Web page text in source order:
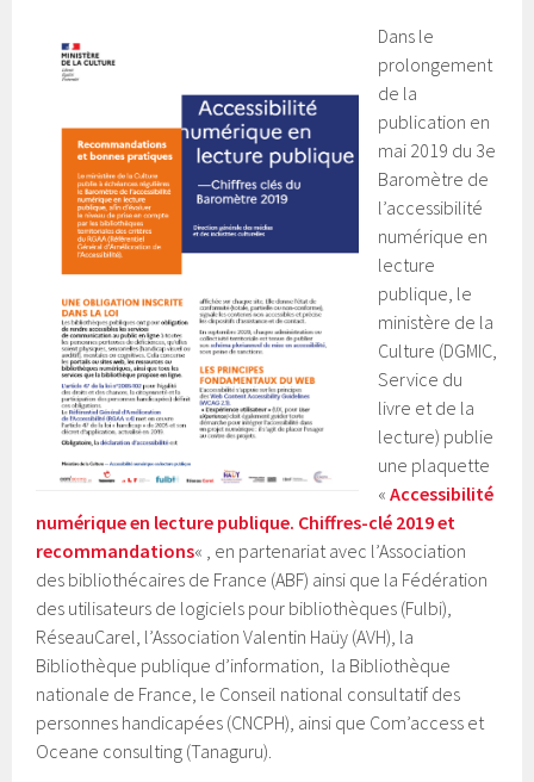
Dans le
prolongement
de la
publication en
mai 2019 du 3e
Baromètre de
l’accessibilité
numérique en
lecture
publique, le
ministère de la
Culture (DGMIC,
Service du
livre et de la
lecture) publie
une plaquette
«Accessibilité
numérique en lecture publique. Chiffres-clé 2019 et
recommandations« , en partenariat avec l’Association
des bibliothécaires de France (ABF) ainsi que la Fédération
des utilisateurs de logiciels pour bibliothèques (Fulbi),
RéseauCarel, l’Association Valentin Haüy (AVH), la
Bibliothèque publique d’information, la Bibliothèque
nationale de France, le Conseil national consultatif des
personnes handicapées (CNCPH), ainsi que Com’access et
Oceane consulting (Tanaguru).